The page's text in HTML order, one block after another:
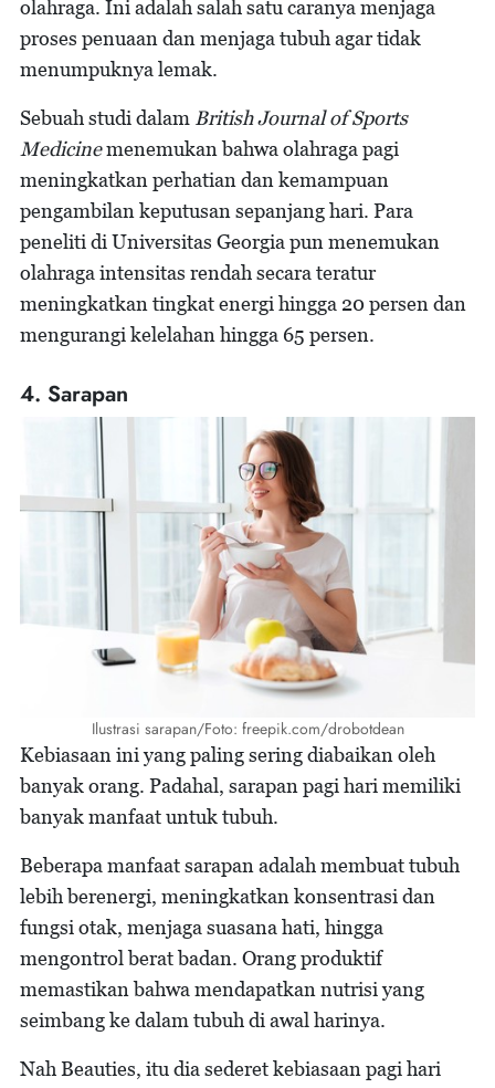
olahraga. Ini adalah salah satu caranya menjaga
proses penuaan dan menjaga tubuh agar tidak
menumpuknya lemak.
Sebuah studi dalam British Journal of Sports
Medicinemenemukan bahwa olahraga pagi
meningkatkan perhatian dan kemampuan
pengambilan keputusan sepanjang hari. Para
peneliti di Universitas Georgia pun menemukan
olahraga intensitas rendah secara teratur
meningkatkan tingkat energi hingga 20 persen dan
mengurangi kelelahan hingga 65 persen.
4. Sarapan
Ilustrasi sarapan/Foto: freepik.com/drobotdean
Kebiasaan ini yang paling sering diabaikan oleh
banyak orang. Padahal, sarapan pagi hari memiliki
banyak manfaat untuk tubuh.
Beberapa manfaat sarapan adalah membuat tubuh
lebih berenergi, meningkatkan konsentrasi dan
fungsi otak, menjaga suasana hati, hingga
mengontrol berat badan. Orang produktif
memastikan bahwa mendapatkan nutrisi yang
seimbang ke dalam tubuh di awal harinya.
Nah Beauties, itu dia sederet kebiasaan pagi hari